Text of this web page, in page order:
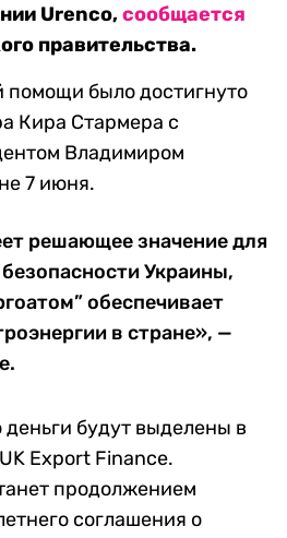
Urenco,сообщается
правительства.
помощи было достигнуто
Кира Стармера с
Владимиром
7 июня.
решающее значение для
Украины,
обеспечивает
в стране», —
деньги будут выделены в
Export Finance.
продолжением
соглашения о